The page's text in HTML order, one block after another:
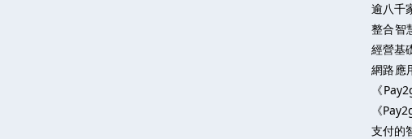
逾八千
整合智
經營基
網路應
《
《
支付的